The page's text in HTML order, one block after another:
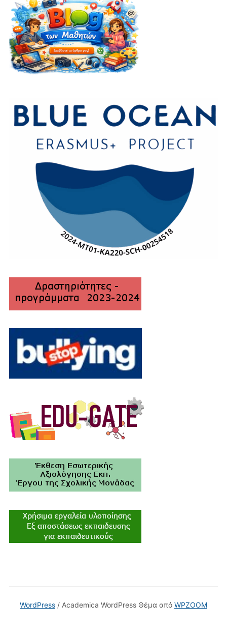
WordPress / Academica WordPress Θέμα από WPZOOM